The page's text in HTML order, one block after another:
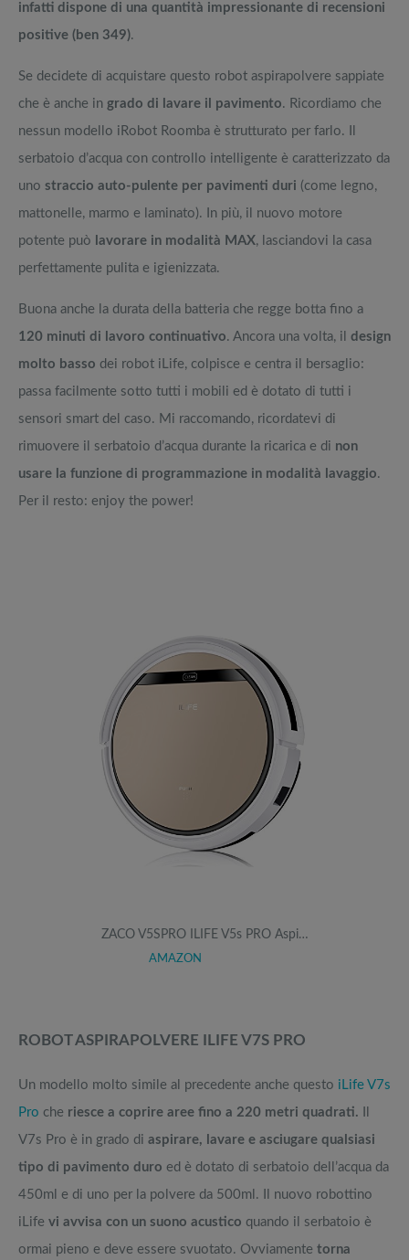
infatti dispone di una quantità impressionante di recensioni
positive (ben 349).
Se decidete di acquistare questo robot aspirapolvere sappiate
che è anche in grado di lavare il pavimento. Ricordiamo che
nessun modello iRobot Roomba è strutturato per farlo. Il
serbatoio d’acqua con controllo intelligente è caratterizzato da
uno straccio auto-pulente per pavimenti duri (come legno,
mattonelle, marmo e laminato). In più, il nuovo motore
potente può lavorare in modalità MAX, lasciandovi la casa
perfettamente pulita e igienizzata.
Buona anche la durata della batteria che regge botta fino a
120 minuti di lavoro continuativo. Ancora una volta, il design
molto basso dei robot iLife, colpisce e centra il bersaglio:
passa facilmente sotto tutti i mobili ed è dotato di tutti i
sensori smart del caso. Mi raccomando, ricordatevi di
rimuovere il serbatoio d’acqua durante la ricarica e di non
usare la funzione di programmazione in modalità lavaggio.
Per il resto: enjoy the power!
ZACO V5SPRO ILIFE V5s PRO Aspi…
AMAZON
ROBOT ASPIRAPOLVERE ILIFE V7S PRO
Un modello molto simile al precedente anche questo iLife V7s
Pro che riesce a coprire aree fino a 220 metri quadrati.
V7s Pro è in grado di aspirare, lavare e asciugare qualsiasi
tipo di pavimento duro ed è dotato di serbatoio dell’acqua da
450ml e di uno per la polvere da 500ml. Il nuovo robottino
iLife vi avvisa con un suono acustico quando il serbatoio è
ormai pieno e deve essere svuotato. Ovviamente torna